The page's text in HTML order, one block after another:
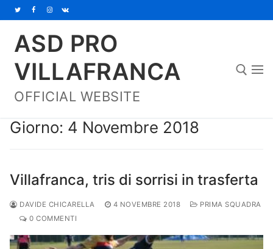
al
contenuto
ASD PRO
VILLAFRANCA
OFFICIAL WEBSITE
Giorno: 4 Novembre 2018
Villafranca, tris di sorrisi in trasferta
DAVIDE CHICARELLA 4 NOVEMBRE 2018
PRIMA SQUADRA
0 COMMENTI